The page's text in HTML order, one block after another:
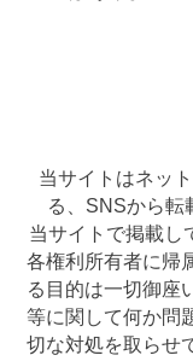
当サイトはネッ
る、SNSから転
当サイトで掲載し
各権利所有者に帰
る目的は一切御座
等に関して何か問
切な対処を取らせ